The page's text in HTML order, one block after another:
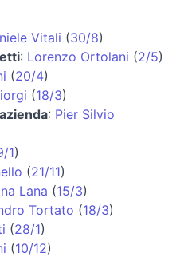
Vitali (30/8)
: Lorenzo Ortolani (2/5)
(20/4)
(18/3)
: Pier Silvio
1)
(21/11)
Lana (15/3)
Tortato (18/3)
(28/1)
(10/12)